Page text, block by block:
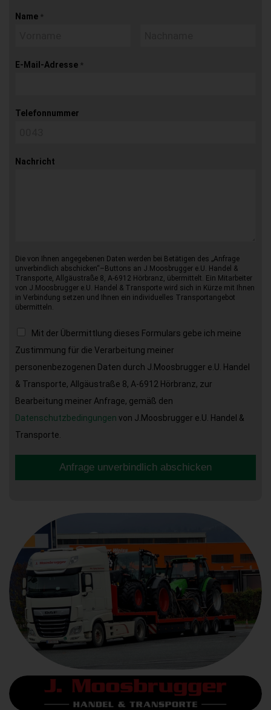
Name *
E-Mail-Adresse *
Telefonnummer
Nachricht
Die von Ihnen angegebenen Daten werden bei Betätigen des „Anfrage
unverbindlich abschicken“–Buttons an J.Moosbrugger e.U. Handel &
Transporte, Allgäustraße 8, A-6912 Hörbranz, übermittelt. Ein Mitarbeiter
von J.Moosbrugger e.U. Handel & Transporte wird sich in Kürze mit Ihnen
in Verbindung setzen und Ihnen ein individuelles Transportangebot
übermitteln.
Mit der Übermittlung dieses Formulars gebe ich meine
Zustimmung für die Verarbeitung meiner
personenbezogenen Daten durch J.Moosbrugger e.U. Handel
& Transporte, Allgäustraße 8, A-6912 Hörbranz, zur
Bearbeitung meiner Anfrage, gemäß den
Datenschutzbedingungen von J.Moosbrugger e.U. Handel &
Transporte.
Anfrage unverbindlich abschicken